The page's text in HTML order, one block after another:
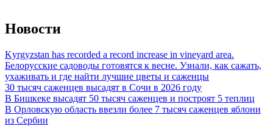
Новости
Kyrgyzstan has recorded a record increase in vineyard area.
Белорусские садоводы готовятся к весне. Узнали, как сажать,
ухаживать и где найти лучшие цветы и саженцы
30 тысяч саженцев высадят в Сочи в 2026 году
В Бишкеке высадят 50 тысяч саженцев и построят 5 теплиц
В Орловскую область ввезли более 7 тысяч саженцев яблони
из Сербии